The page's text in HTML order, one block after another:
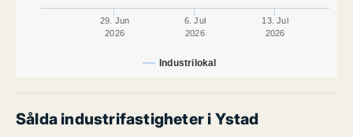
Industrilokal
29. Jun
2026
6. Jul
2026
13. Jul
2026
Sålda industrifastigheter i Ystad